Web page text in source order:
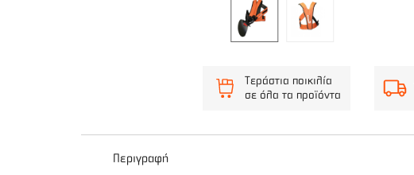
Τεράστια ποικιλία
σε όλα τα προϊόντα
Περιγραφή